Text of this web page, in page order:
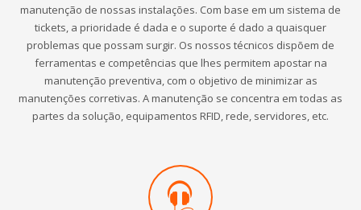
manutenção de nossas instalações. Com base em um sistema de
tickets, a prioridade é dada e o suporte é dado a quaisquer
problemas que possam surgir. Os nossos técnicos dispõem de
ferramentas e competências que lhes permitem apostar na
manutenção preventiva, com o objetivo de minimizar as
manutenções corretivas. A manutenção se concentra em todas as
partes da solução, equipamentos RFID, rede, servidores, etc.